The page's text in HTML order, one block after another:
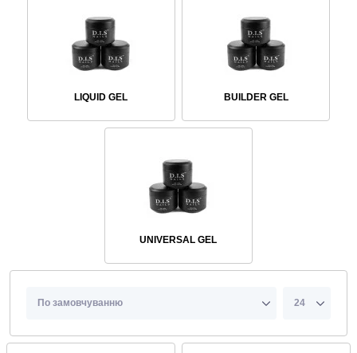
LIQUID GEL BUILDER GEL
UNIVERSAL GEL